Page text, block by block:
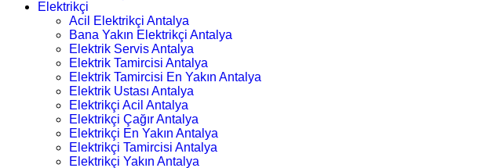
Elektrikçi
Acil Elektrikçi Antalya
Bana Yakın Elektrikçi Antalya
Elektrik Servis Antalya
Elektrik Tamircisi Antalya
Elektrik Tamircisi En Yakın Antalya
Elektrik Ustası Antalya
Elektrikçi Acil Antalya
Elektrikçi Çağır Antalya
Elektrikçi En Yakın Antalya
Elektrikçi Tamircisi Antalya
Elektrikçi Yakın Antalya